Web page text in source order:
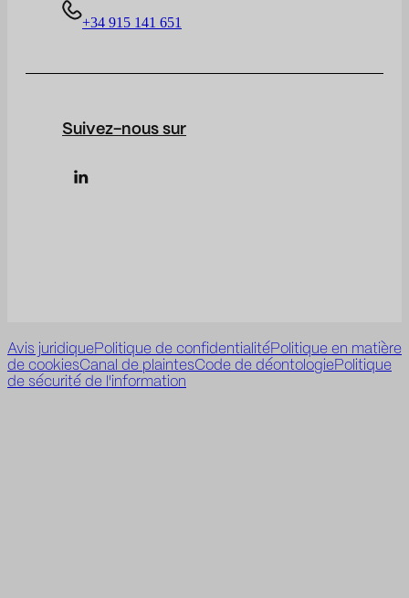
+34 915 141 651
Suivez-nous sur
Avis juridiquePolitique de confidentialitéPolitique en matière
de cookiesCanal de plaintesCode de déontologiePolitique
de sécurité de l'information